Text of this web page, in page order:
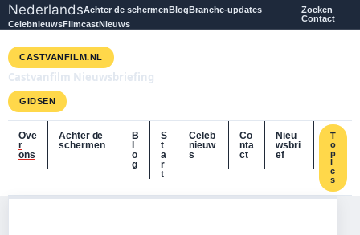
NederlandsAchter de schermenBlogBranche-updates
CelebnieuwsFilmcastNieuws
Zoeken
Contact
CASTVANFILM.NL
Castvanfilm Nieuwsbriefing
GIDSEN
Ove
r
ons
Achter de
schermen
B
o
g
S
t
a
r
t
Celeb
nieuw
s
Co
nta
ct
Nieu
wsbri
ef
T
o
p
i
c
s